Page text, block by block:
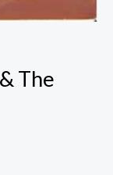
The